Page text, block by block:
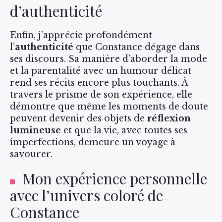
d’authenticité
Enfin, j’apprécie profondément
l’authenticité que Constance dégage dans
ses discours. Sa manière d’aborder la mode
et la parentalité avec un humour délicat
rend ses récits encore plus touchants. À
travers le prisme de son expérience, elle
démontre que même les moments de doute
peuvent devenir des objets de réflexion
lumineuse et que la vie, avec toutes ses
imperfections, demeure un voyage à
savourer.
Mon expérience personnelle
avec l’univers coloré de
Constance